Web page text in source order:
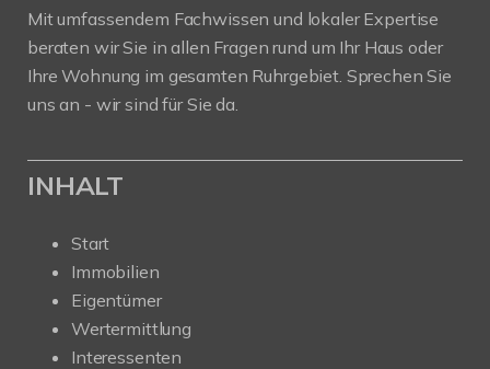
Mit umfassendem Fachwissen und lokaler Expertise
beraten wir Sie in allen Fragen rund um Ihr Haus oder
Ihre Wohnung im gesamten Ruhrgebiet. Sprechen Sie
uns an - wir sind für Sie da.
INHALT
Start
Immobilien
Eigentümer
Wertermittlung
Interessenten